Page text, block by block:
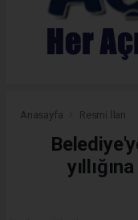
Anasayfa Resmi İlan